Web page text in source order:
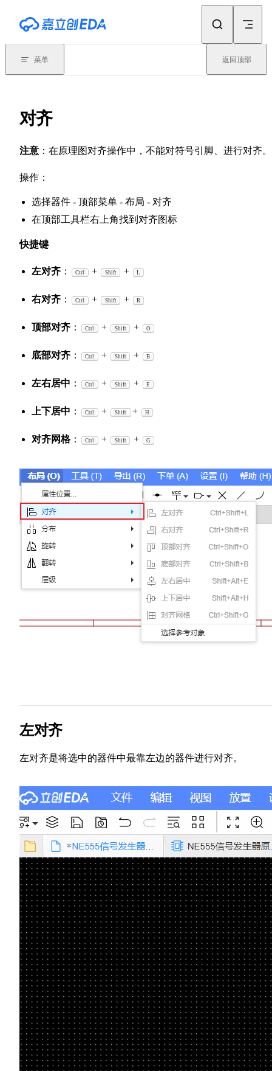
菜单 返回顶部
对齐
注意 ：在原理图对齐操作中，不能对符号引脚、进行对齐。
操作：
选择器件 - 顶部菜单 - 布局 - 对齐
在顶部工具栏右上角找到对齐图标
快捷键
左对齐 ： Ctrl + Shift + L
右对齐 ： Ctrl + Shift + R
顶部对齐 ： Ctrl + Shift + O
底部对齐 ： Ctrl + Shift + B
左右居中 ： Ctrl + Shift + E
上下居中 ： Ctrl + Shift + H
对齐网格： Ctrl + Shift + G
左对齐
左对齐是将选中的器件中最靠左边的器件进行对齐。